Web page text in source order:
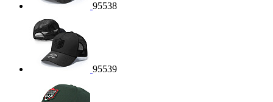
95538
95539